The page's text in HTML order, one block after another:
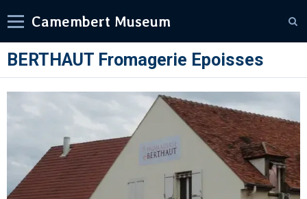
Camembert Museum
BERTHAUT Fromagerie Epoisses